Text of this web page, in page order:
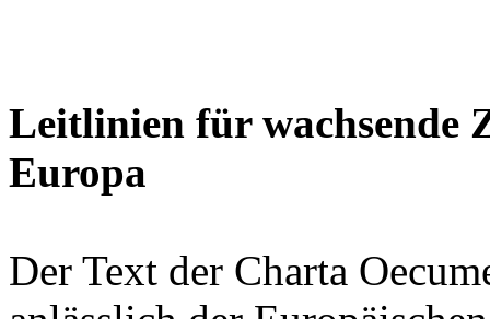
Leitlinien für wachsende
Europa
Der Text der Charta